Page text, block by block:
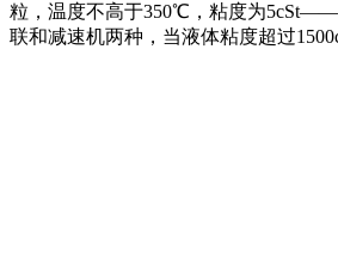
粒，温度不高于350℃，粘度为
联和减速机两种，当液体粘度超过